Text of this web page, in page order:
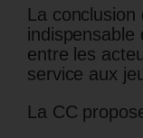
La conclusion
indispensable
entre les
service aux
La CC